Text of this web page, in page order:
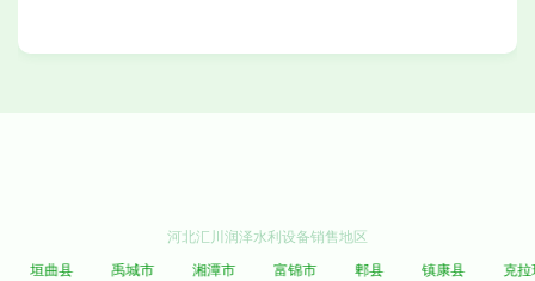
河北汇川润泽水利设备销售地区
垣曲县
禹城市 湘潭市 富锦市 郫县 镇康县 克拉玛